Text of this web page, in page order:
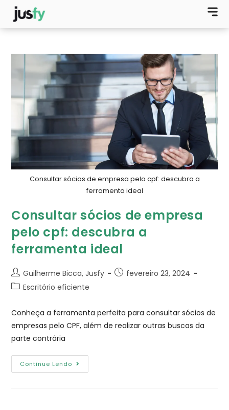
Consultar sócios de empresa pelo cpf: descubra a
ferramenta ideal
Consultar sócios de empresa
pelo cpf: descubra a
ferramenta ideal
Guilherme Bicca, Jusfy
fevereiro 23, 2024
Escritório eficiente
Conheça a ferramenta perfeita para consultar sócios de
empresas pelo CPF, além de realizar outras buscas da
parte contrária
Continue Lendo